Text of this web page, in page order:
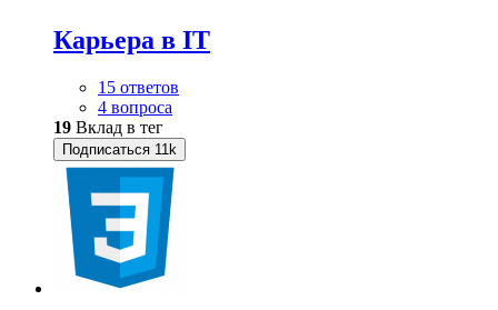
Карьера в IT
15 ответов
4 вопроса
19 Вклад в тег
Подписаться 11k